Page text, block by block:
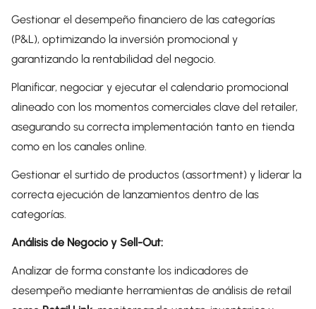
Gestionar el desempeño financiero de las categorías
(P&L), optimizando la inversión promocional y
garantizando la rentabilidad del negocio.
Planificar, negociar y ejecutar el calendario promocional
alineado con los momentos comerciales clave del retailer,
asegurando su correcta implementación tanto en tienda
como en los canales online.
Gestionar el surtido de productos (assortment) y liderar la
correcta ejecución de lanzamientos dentro de las
categorías.
Análisis de Negocio y Sell-Out:
Analizar de forma constante los indicadores de
desempeño mediante herramientas de análisis de retail